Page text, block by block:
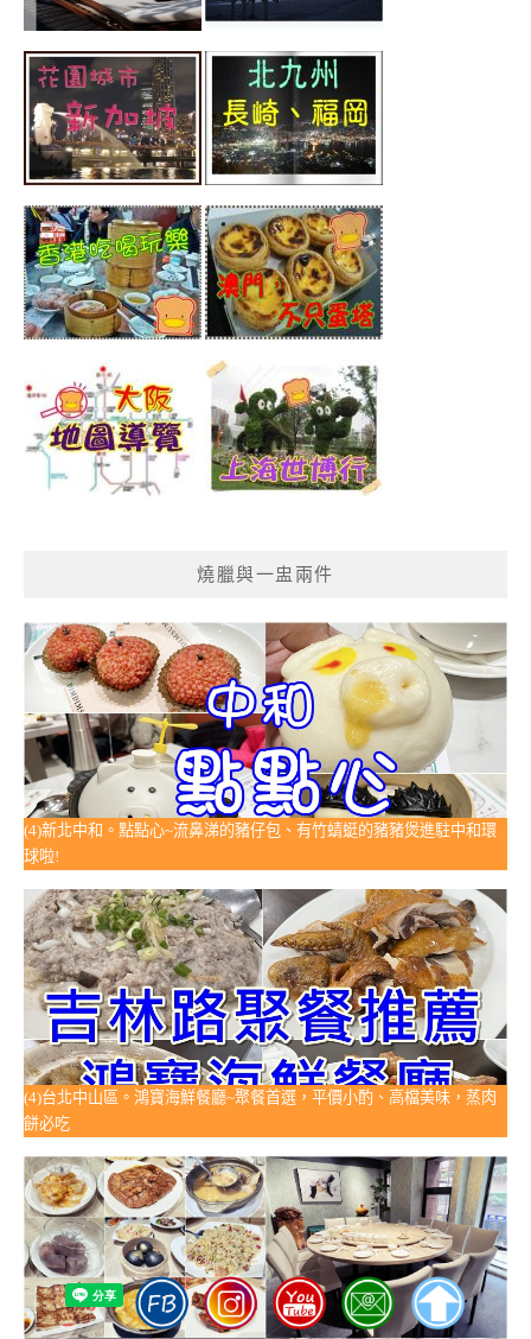
燒臘與一盅兩件
(4)新北中和。點點心~流鼻涕的豬仔包、有竹蜻蜓的豬豬煲進駐中和環
球啦!
(4)台北中山區。鴻寶海鮮餐廳~聚餐首選，平價小酌、高檔美味，蒸肉
餅必吃